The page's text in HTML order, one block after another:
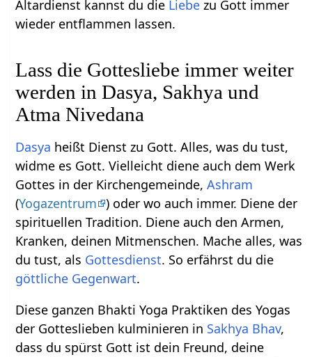
Altardienst kannst du die Liebe zu Gott immer
wieder entflammen lassen.
Lass die Gottesliebe immer weiter
werden in Dasya, Sakhya und
Atma Nivedana
Dasya heißt Dienst zu Gott. Alles, was du tust,
widme es Gott. Vielleicht diene auch dem Werk
Gottes in der Kirchengemeinde,Ashram
(Yogazentrum ) oder wo auch immer. Diene der
spirituellen Tradition. Diene auch den Armen,
Kranken, deinen Mitmenschen. Mache alles, was
du tust, als Gottesdienst. So erfährst du die
göttliche Gegenwart.
Diese ganzen Bhakti Yoga Praktiken des Yogas
der Gotteslieben kulminieren in Sakhya Bhav,
dass du spürst Gott ist dein Freund, deine